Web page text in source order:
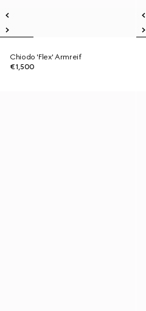
Chiodo 'Flex' Armreif
€1,500